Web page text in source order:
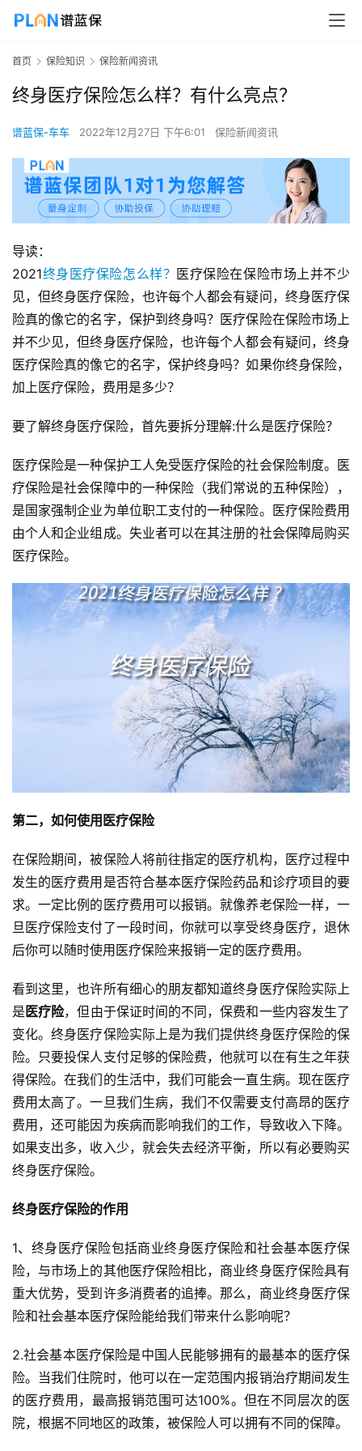
首页 保险知识 保险新闻资讯
终身医疗保险怎么样？有什么亮点？
谱蓝保-车车 2022年12月27日 下午6:01 保险新闻资讯
导读：
2021终身医疗保险怎么样？ 医疗保险在保险市场上并不少
见，但终身医疗保险，也许每个人都会有疑问，终身医疗保
险真的像它的名字，保护到终身吗？医疗保险在保险市场上
并不少见，但终身医疗保险，也许每个人都会有疑问，终身
医疗保险真的像它的名字，保护终身吗？如果你终身保险，
加上医疗保险，费用是多少？
要了解终身医疗保险，首先要拆分理解:什么是医疗保险？
医疗保险是一种保护工人免受医疗保险的社会保险制度。医
疗保险是社会保障中的一种保险（我们常说的五种保险），
是国家强制企业为单位职工支付的一种保险。医疗保险费用
由个人和企业组成。失业者可以在其注册的社会保障局购买
医疗保险。
第二，如何使用医疗保险
在保险期间，被保险人将前往指定的医疗机构，医疗过程中
发生的医疗费用是否符合基本医疗保险药品和诊疗项目的要
求。一定比例的医疗费用可以报销。就像养老保险一样，一
旦医疗保险支付了一段时间，你就可以享受终身医疗，退休
后你可以随时使用医疗保险来报销一定的医疗费用。
看到这里，也许所有细心的朋友都知道终身医疗保险实际上
是 医疗险，但由于保证时间的不同，保费和一些内容发生了
变化。终身医疗保险实际上是为我们提供终身医疗保险的保
险。只要投保人支付足够的保险费，他就可以在有生之年获
得保险。在我们的生活中，我们可能会一直生病。现在医疗
费用太高了。一旦我们生病，我们不仅需要支付高昂的医疗
费用，还可能因为疾病而影响我们的工作，导致收入下降。
如果支出多，收入少，就会失去经济平衡，所以有必要购买
终身医疗保险。
终身医疗保险的作用
1、终身医疗保险包括商业终身医疗保险和社会基本医疗保
险，与市场上的其他医疗保险相比，商业终身医疗保险具有
重大优势，受到许多消费者的追捧。那么，商业终身医疗保
险和社会基本医疗保险能给我们带来什么影响呢？
2.社会基本医疗保险是中国人民能够拥有的最基本的医疗保
险。当我们住院时，他可以在一定范围内报销治疗期间发生
的医疗费用，最高报销范围可达100%。但在不同层次的医
院，根据不同地区的政策，被保险人可以拥有不同的保障。